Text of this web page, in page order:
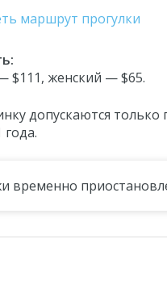
маршрут прогулки
$111, женский — $65.
допускаются только
временно